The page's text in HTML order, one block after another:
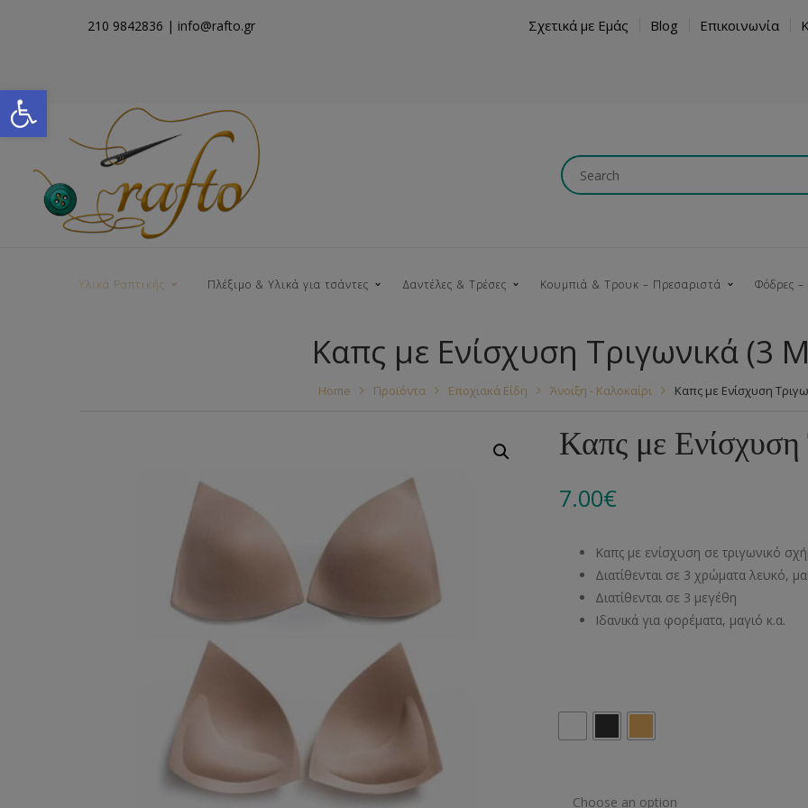
Open toolbar
210 9842836 | info@rafto.gr Σχετικά με Εμάς Blog Επικοινωνία
Υλικά Ραπτικής Πλέξιμο & Υλικά για τσάντες
Νήματα για Τσάντες Κουμπώματα
Μεταλλικά Εξαρτήματα
Νήματα
Αξεσουάρ
Δαντέλες & Τρέσες
Βαμβακερές Κρόσια
Φυτίλια- Κορδόνια
Διάφορες Τρέσες
Κουμπιά & Τρουκ – Πρεσαριστά
Ξύλινα
Πουκαμίσου
Στρας
Μοντγκόμερι
Άλλα Υλικά
Φόδρες
Καπς με Ενίσχυση Τριγωνικά (3
Home Προϊόντα Εποχιακά Είδη Άνοιξη - Καλοκαίρι Καπς με Ενίσχυση
Καπς με
7.00€
Καπς με ενίσχυση σε τριγωνικό
Διατίθενται σε 3 χρώματα λευκό,
Διατίθενται σε 3 μεγέθη
Ιδανικά για φορέματα, μαγιό κ.α.